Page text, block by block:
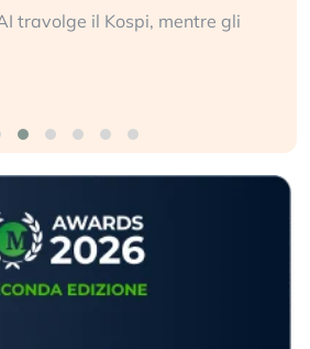
travolge il Kospi, mentre gli